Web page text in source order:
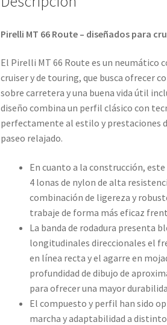
Pirelli MT 66 Route – diseñados para
El Pirelli MT 66 Route es un neumático
cruiser y de touring, que busca ofrecer
sobre carretera y una buena vida útil
diseño combina un perfil clásico con
perfectamente al estilo y prestaciones
paseo relajado.
En cuanto a la construcción,
4 lonas de nylon de alta
combinación de ligereza y
trabaje de forma más eficaz
La banda de rodadura presenta
longitudinales direccionales el
en línea recta y el agarre en
profundidad de dibujo de
para ofrecer una mayor
El compuesto y perfil han sido
marcha y adaptabilidad a